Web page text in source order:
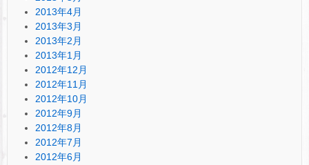
2013年4月
2013年3月
2013年2月
2013年1月
2012年12月
2012年11月
2012年10月
2012年9月
2012年8月
2012年7月
2012年6月